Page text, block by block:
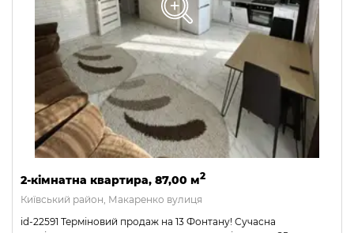
2-кімнатна квартира, 87,00 м2
Київський район, Макаренко вулиця
id-22591 Терміновий продаж на 13 Фонтану! Сучасна